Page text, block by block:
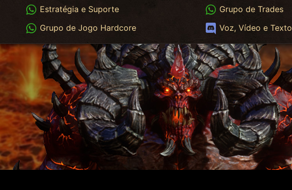
WhatsApp
Estratégia e Suporte WhatsApp Trades
Grupo de Trades
WhatsApp HC
Grupo de Jogo Hardcore Discord
Voz, Vídeo e Texto